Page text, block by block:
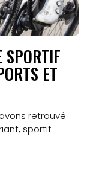
ET
retrouvé
sportif